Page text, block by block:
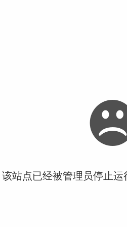
站点已经被管理员停止